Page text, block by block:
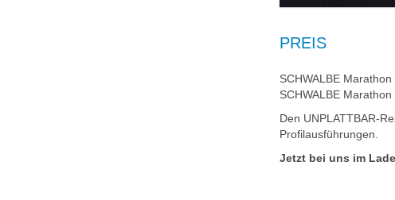
PREIS
SCHWALBE
SCHWALBE
Den UNPLATTBAR-
Profilausführungen.
Jetzt bei uns im